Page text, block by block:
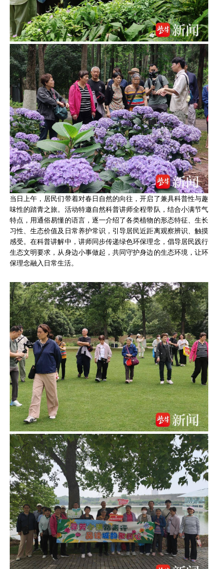
当日上午，居民们带着对春日自然的向往，开启了兼具科普性与趣
味性的踏青之旅。活动特邀自然科普讲师全程带队，结合小满节气
特点，用通俗易懂的语言，逐一介绍了各类植物的形态特征、生长
习性、生态价值及日常养护常识，引导居民近距离观察辨识、触摸
感受。在科普讲解中，讲师同步传递绿色环保理念，倡导居民践行
生态文明要求，从身边小事做起，共同守护身边的生态环境，让环
保理念融入日常生活。